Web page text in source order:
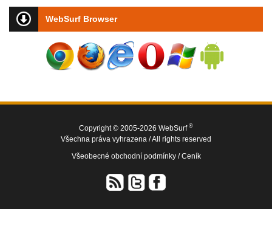
WebSurf Browser
Copyright © 2005-2026 WebSurf ®
Všechna práva vyhrazena / All rights reserved
Všeobecné obchodní podmínky /Ceník